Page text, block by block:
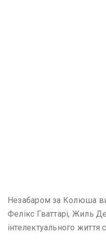
Незабаром за Колюша
Фелікс Гваттарі, Жиль
інтелектуального життя